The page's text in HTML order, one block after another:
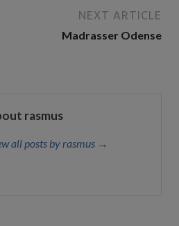
NEXT ARTICLE
Madrasser Odense
rasmus
all posts by rasmus →